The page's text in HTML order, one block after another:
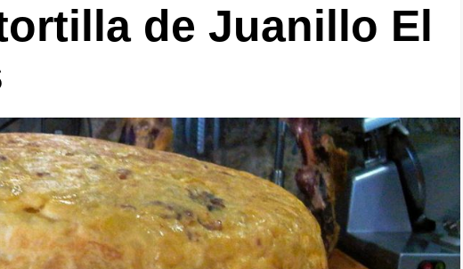
de Juanillo El